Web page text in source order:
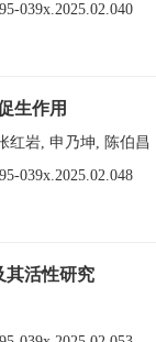
039x.2025.02.040
生作用
红岩, 申乃坤, 陈伯昌
039x.2025.02.048
其活性研究